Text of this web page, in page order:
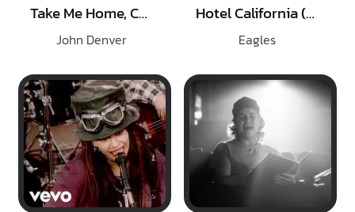
Take Me Home, Country Road
John Denver
Hotel California (Live Acoustic 1994)
Eagles